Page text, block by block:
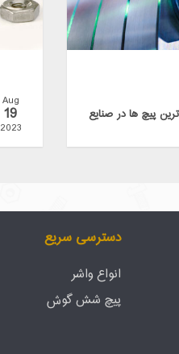
Aug
19
2023
پیچ ها در صنایع
دسترسی سریع
انواع واشر
پیچ شش گوش